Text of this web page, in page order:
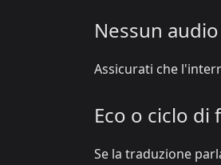
Nessun
Assicurati che
Eco o ciclo di
Se la traduzione